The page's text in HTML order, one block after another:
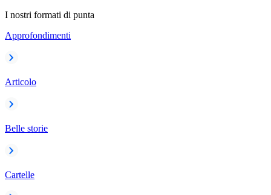
I nostri formati di punta
Approfondimenti
Articolo
Belle storie
Cartelle